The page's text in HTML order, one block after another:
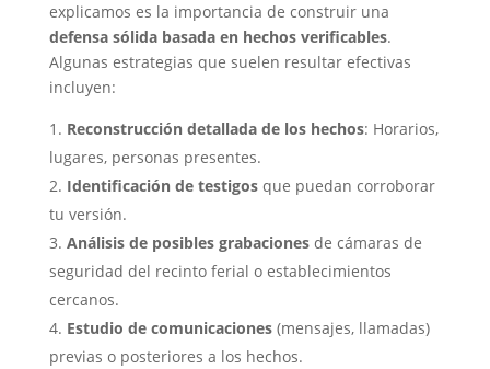
explicamos es la importancia de construir una
defensa sólida basada en hechos verificables.
Algunas estrategias que suelen resultar efectivas
incluyen:
Reconstrucción detallada de los hechos: Horarios,
lugares, personas presentes.
Identificación de testigosque puedan corroborar
tu versión.
Análisis de posibles grabacionesde cámaras de
seguridad del recinto ferial o establecimientos
cercanos.
Estudio de comunicaciones(mensajes, llamadas)
previas o posteriores a los hechos.